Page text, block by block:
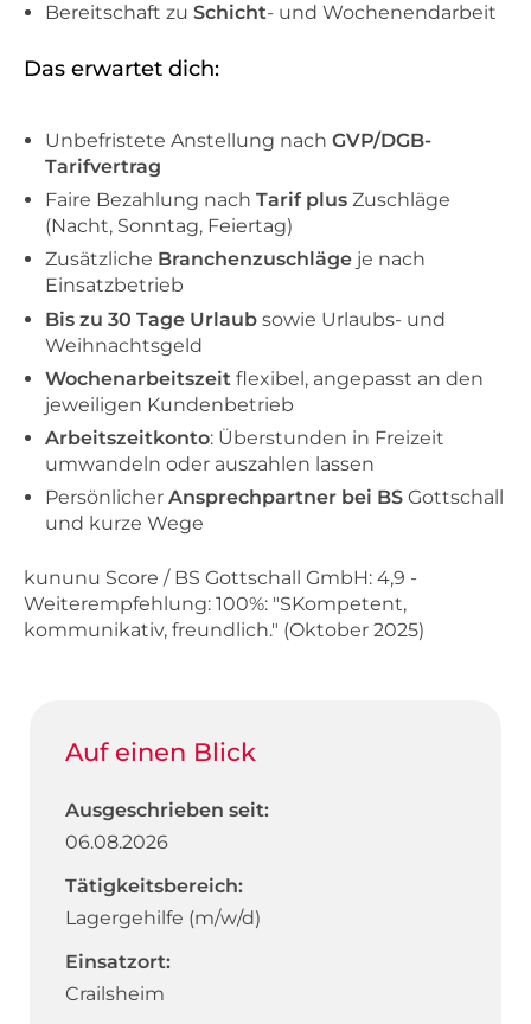
Bereitschaft zu Schicht- und Wochenendarbeit
Das erwartet dich:
Unbefristete Anstellung nach GVP/DGB-
Tarifvertrag
Faire Bezahlung nach Tarif plus Zuschläge
(Nacht, Sonntag, Feiertag)
Zusätzliche Branchenzuschläge je nach
Einsatzbetrieb
Bis zu 30 Tage Urlaub sowie Urlaubs- und
Weihnachtsgeld
Wochenarbeitszeit flexibel, angepasst an den
jeweiligen Kundenbetrieb
Arbeitszeitkonto: Überstunden in Freizeit
umwandeln oder auszahlen lassen
Persönlicher Ansprechpartner bei BS Gottschall
und kurze Wege
kununu Score / BS Gottschall GmbH: 4,9 -
Weiterempfehlung: 100%: "SKompetent,
kommunikativ, freundlich." (Oktober 2025)
Auf einen Blick
Ausgeschrieben seit:
06.08.2026
Tätigkeitsbereich:
Lagergehilfe (m/w/d)
Einsatzort:
Crailsheim